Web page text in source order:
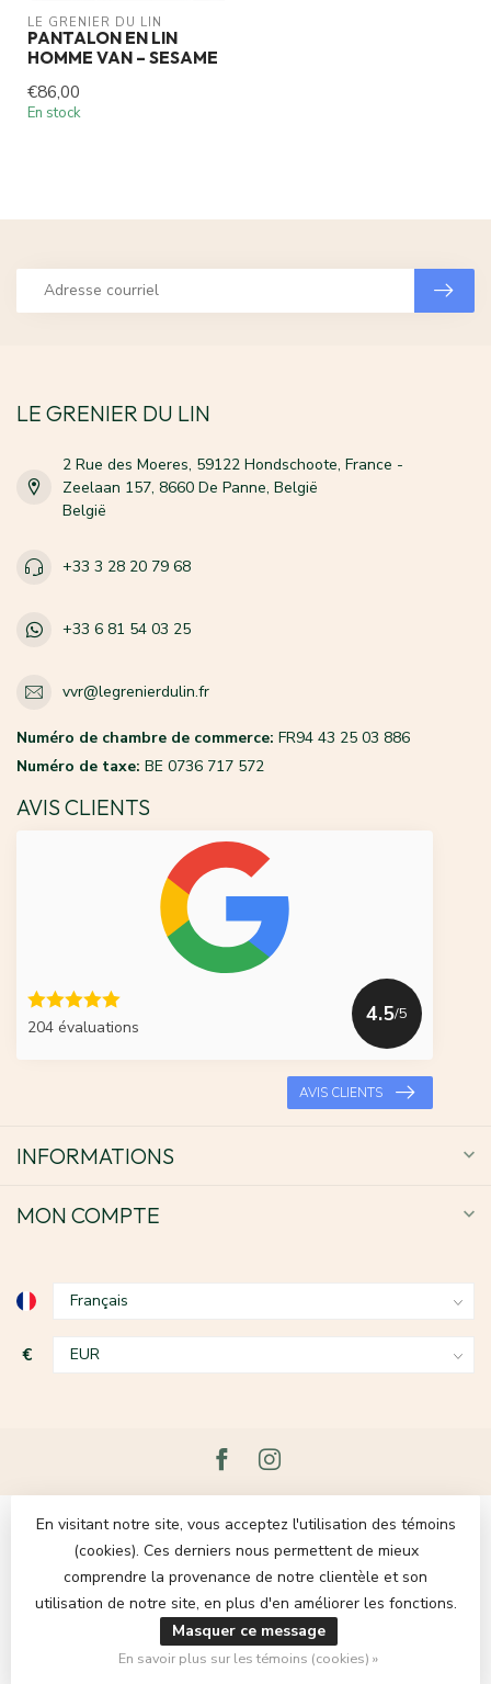
LE GRENIER DU LIN
PANTALON EN LIN
HOMME VAN – SESAME
€86,00
En stock
LE GRENIER DU LIN
2 Rue des Moeres, 59122 Hondschoote, France -
Zeelaan 157, 8660 De Panne, België
België
+33 3 28 20 79 68
+33 6 81 54 03 25
vvr@legrenierdulin.fr
Numéro de chambre de commerce: FR94 43 25 03 886
Numéro de taxe: BE 0736 717 572
AVIS CLIENTS
204 évaluations
4.5/5
AVIS CLIENTS
INFORMATIONS
MON COMPTE
€
© Copyright 2026 Le Grenier du Lin- Powered by
Theme byDyvelopment
En visitant notre site, vous acceptez l'utilisation des témoins
(cookies). Ces derniers nous permettent de mieux
comprendre la provenance de notre clientèle et son
utilisation de notre site, en plus d'en améliorer les fonctions.
Masquer ce message
En savoir plus sur les témoins (cookies) »